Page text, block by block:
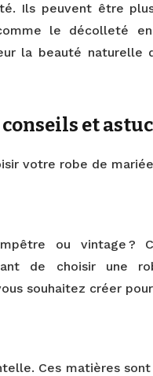
Ils peuvent être
le décolleté
la beauté naturelle
conseils et
votre robe de
ou vintage ?
de choisir une
souhaitez créer
Ces matières